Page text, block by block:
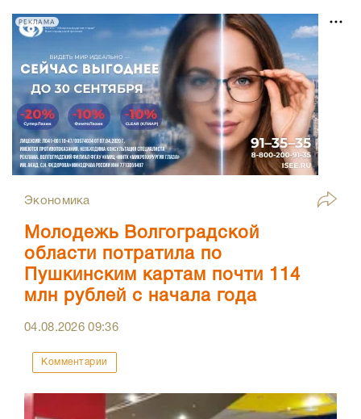
РЕКЛАМА
Экономика
Молодежь Волгоградской
области потратила по
Пушкинским картам почти 114
млн рублей с начала года
04.08.202609:36
Комментарии